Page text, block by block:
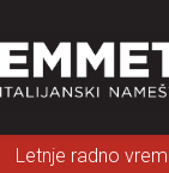
Letnje radno